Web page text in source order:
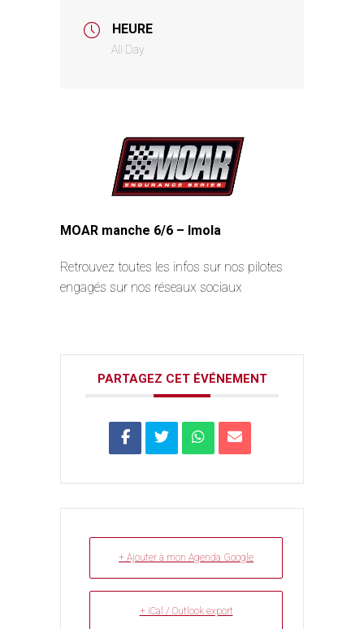
HEURE
All Day
MOAR manche 6/6 – Imola
Retrouvez toutes les infos sur nos pilotes
engagés sur nos réseaux sociaux
PARTAGEZ CET ÉVÉNEMENT
+ Ajouter à mon Agenda Google
+ iCal / Outlook export